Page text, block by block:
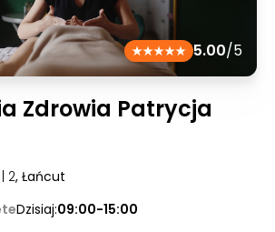
5.00/5
Zdrowia Patrycja
| 2, Łańcut
Dzisiaj:09:00-15:00